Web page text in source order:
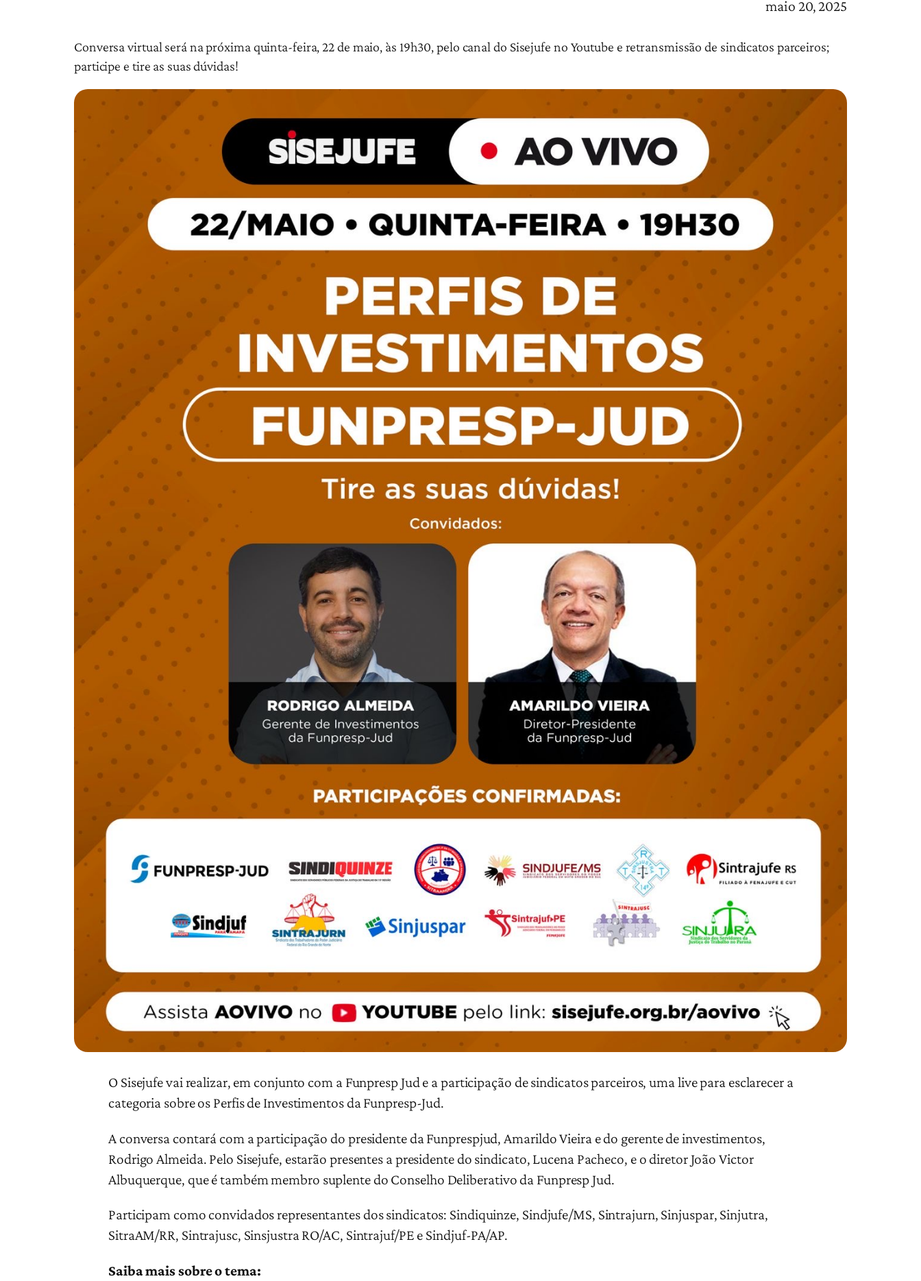
maio 20, 2025
Conversa virtual será na próxima quinta-feira, 22 de maio, às 19h30, pelo canal do Sisejufe no Youtube e retransmissão de sindicatos parceiros;
participe e tire as suas dúvidas!
O Sisejufe vai realizar, em conjunto com a Funpresp Jud e a participação de sindicatos parceiros, uma live para esclarecer a
categoria sobre os Perfis de Investimentos da Funpresp-Jud.
A conversa contará com a participação do presidente da Funprespjud, Amarildo Vieira e do gerente de investimentos,
Rodrigo Almeida. Pelo Sisejufe, estarão presentes a presidente do sindicato, Lucena Pacheco, e o diretor João Victor
Albuquerque, que é também membro suplente do Conselho Deliberativo da Funpresp Jud.
Participam como convidados representantes dos sindicatos: Sindiquinze, Sindjufe/MS, Sintrajurn, Sinjuspar, Sinjutra,
SitraAM/RR, Sintrajusc, Sinsjustra RO/AC, Sintrajuf/PE e Sindjuf-PA/AP.
Saiba mais sobre o tema: